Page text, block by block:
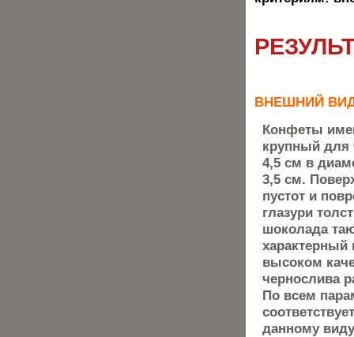
ВНЕШНИЙ
Конфеты
крупный для
4,5 см в
3,5 см.
пустот и
глазури
шоколада
характерный
высоком
чернослива
По всем
данному